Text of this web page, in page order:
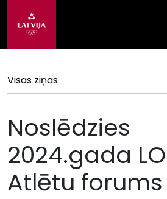
Visas ziņas
Noslēdzies
2024.gada
Atlētu forums